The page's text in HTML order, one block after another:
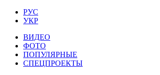
РУС
УКР
ВИДЕО
ФОТО
ПОПУЛЯРНЫЕ
СПЕЦПРОЕКТЫ